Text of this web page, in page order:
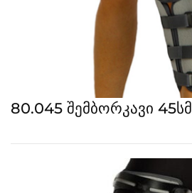
80.045 შემბორკავი 45სმ